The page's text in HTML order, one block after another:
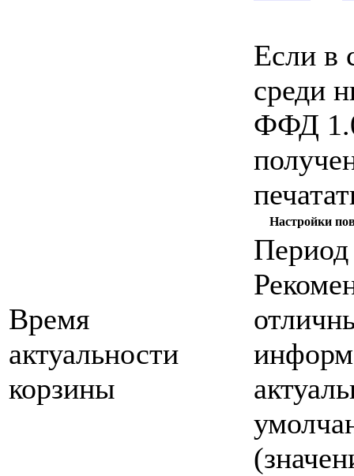
Если в
среди
ФФД
Настройки
Время
актуальности
корзины